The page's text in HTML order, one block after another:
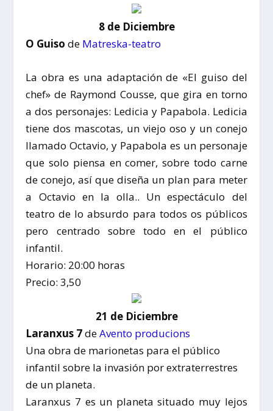
8 de Diciembre
O Guisode Matreska-teatro
La obra es una adaptación de «El guiso del
chef» de Raymond Cousse, que gira en torno
a dos personajes: Ledicia y Papabola. Ledicia
tiene dos mascotas, un viejo oso y un conejo
llamado Octavio, y Papabola es un personaje
que solo piensa en comer, sobre todo carne
de conejo, así que diseña un plan para meter
a Octavio en la olla.. Un espectáculo del
teatro de lo absurdo para todos os públicos
pero centrado sobre todo en el público
infantil.
Horario: 20:00 horas
Precio: 3,50
21 de Diciembre
Laranxus 7deAvento producions
Una obra de marionetas para el público
infantil sobre la invasión por extraterrestres
de un planeta.
Laranxus 7 es un planeta situado muy lejos